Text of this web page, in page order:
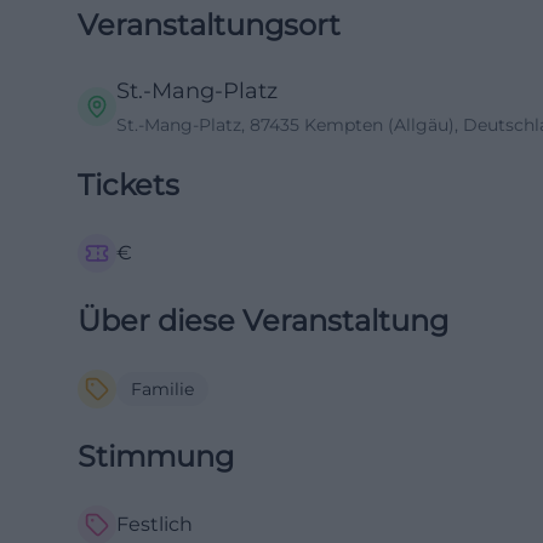
Veranstaltungsort
St.-Mang-Platz
St.-Mang-Platz, 87435 Kempten (Allgäu),
Tickets
€
Über diese Veranstaltung
Familie
Stimmung
Festlich